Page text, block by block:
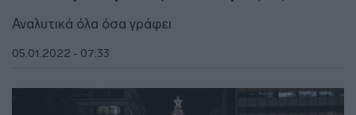
Αναλυτικά όλα όσα γράφει
05.01.2022 - 07:33